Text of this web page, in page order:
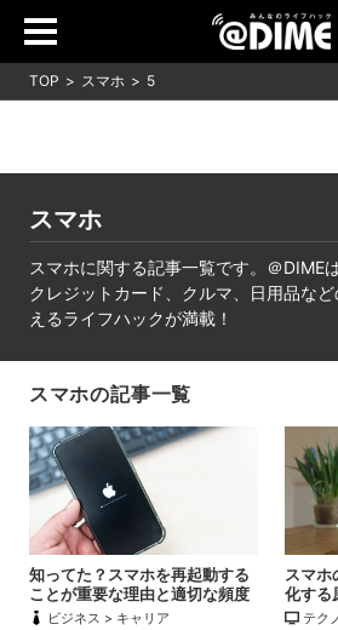
TOP スマホ 5
スマホ
スマホに関する記事一覧です。＠DIME
クレジットカード、クルマ、日用品な
えるライフハックが満載！
スマホの記事一覧
知ってた？スマホを再起動する
ことが重要な理由と適切な頻度
ビジネス > キャリア
スマホ
化する
テク